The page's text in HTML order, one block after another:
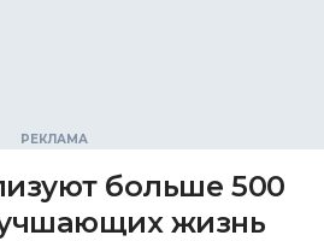
больше 500
жизнь